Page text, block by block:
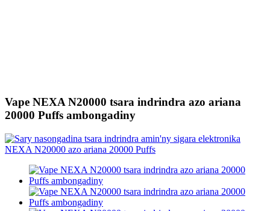
Vape NEXA N20000 tsara indrindra azo ariana
20000 Puffs ambongadiny